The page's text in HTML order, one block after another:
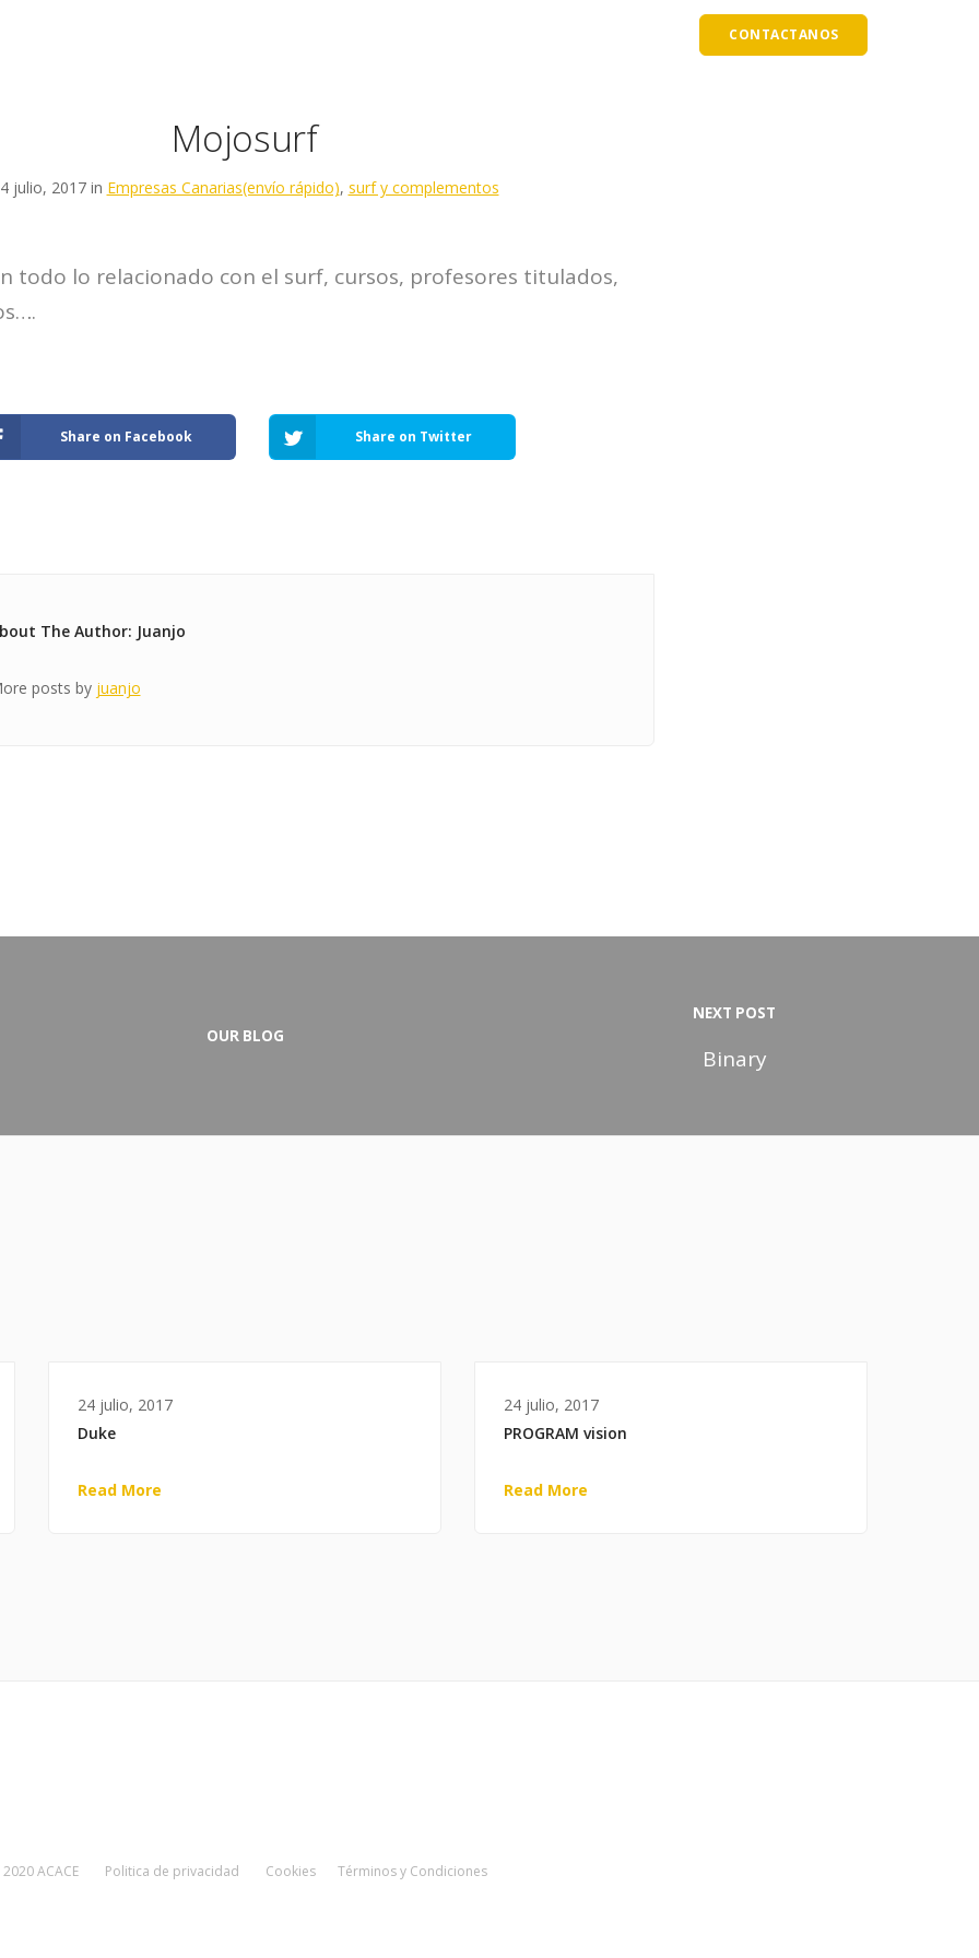
CONTACTANOS
Mojosurf
julio, 2017 in Empresas Canarias(envío rápido), surf y complementos
todo lo relacionado con el surf, cursos, profesores titulados,
Share on Facebook Share on Twitter
The Author: Juanjo
posts by juanjo
OUR BLOG
NEXT POST
Binary
24 julio, 2017
Duke
Read More
24 julio, 2017
PROGRAM vision
Read More
2020 ACACE Politica de privacidad Cookies Términos y Condiciones